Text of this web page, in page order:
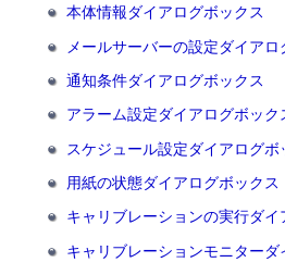
本体情報ダイアログボックス
メールサーバーの設定ダイアロ
通知条件ダイアログボックス
アラーム設定ダイアログボック
スケジュール設定ダイアログボ
用紙の状態ダイアログボックス
キャリブレーションの実行ダイ
キャリブレーションモニターダ